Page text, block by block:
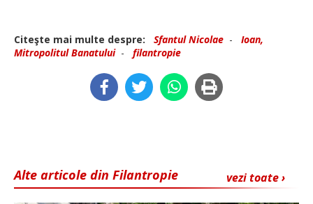
Citeşte mai multe despre: Sfantul Nicolae - Ioan,
Mitropolitul Banatului- filantropie
vezi toate ›
Alte articole din Filantropie